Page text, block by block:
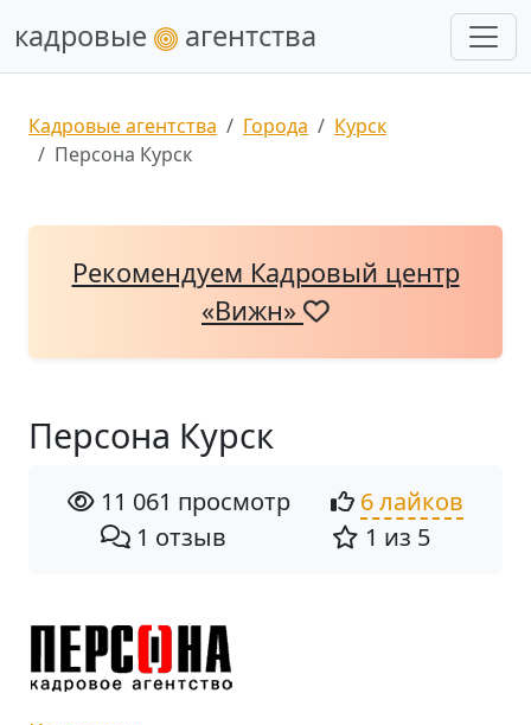
кадровые агентства
Кадровые агентства Города
Курск
Персона Курск
Рекомендуем Кадровый центр
«Вижн»
Персона Курск
11 061 просмотр
6 лайков
1 отзыв
1 из 5